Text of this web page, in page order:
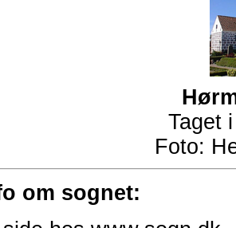
Taget
Foto:
om sognet: